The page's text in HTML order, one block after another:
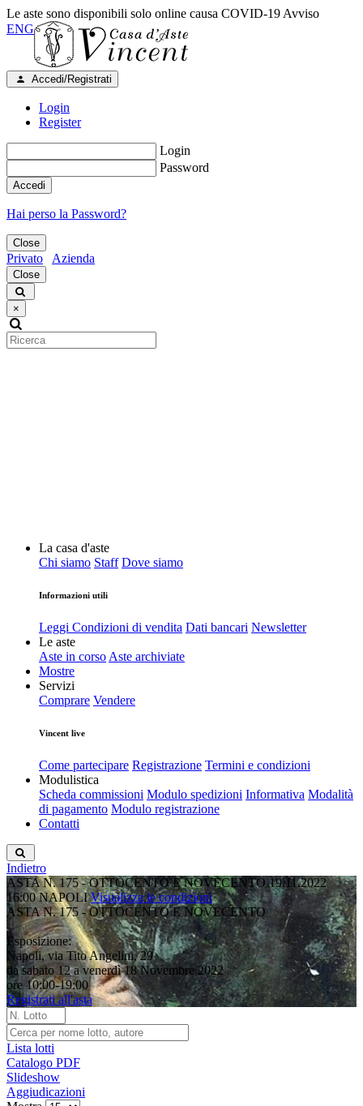
Le aste sono disponibili solo online causa COVID-19 Avviso
ENG
Accedi/Registrati
Login
Register
Login
Password
Accedi
Hai perso la Password?
Close
Privato Azienda
Close
×
La casa d'aste
Chi siamo Staff Dove siamo
Informazioni utili
Leggi Condizioni di vendita Dati bancari Newsletter
Le aste
Aste in corso Aste archiviate
Mostre
Servizi
Comprare Vendere
Vincent live
Come partecipare Registrazione Termini e condizioni
Modulistica
Scheda commissioni Modulo spedizioni Informativa Modalità
di pagamento Modulo registrazione
Contatti
Indietro
ASTA N. 175 - OTTOCENTO E NOVECENTO 19.11.2022
16:00 NAPOLI Visualizza le condizioni
ASTA N. 175 - OTTOCENTO E NOVECENTO
Esposizione:
Napoli, via Tito Angelini, 29
da sabato 12 a venerdì 18 Novembre 2022
ore 10:00-19:00
Registrati all'asta
Lista lotti
Catalogo PDF
Slideshow
Aggiudicazioni